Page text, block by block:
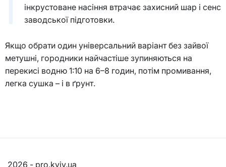
інкрустоване насіння втрачає захисний шар і сенс
заводської підготовки.
Якщо обрати один універсальний варіант без зайвої
метушні, городники найчастіше зупиняються на
перекисі водню 1:10 на 6–8 годин, потім промивання,
легка сушка – і в ґрунт.
2026 - pro.kyiv.ua